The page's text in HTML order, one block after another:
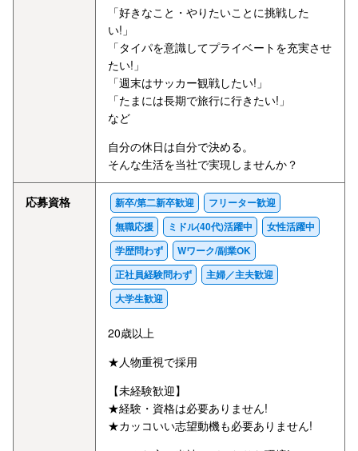
「好きなこと・やりたいことに挑戦した
い!」
「タイパを意識してプライベートを充実させ
たい!」
「週末はサッカー観戦したい!」
「たまには長期で旅行に行きたい!」
など
自分の休日は自分で決める。
そんな生活を当社で実現しませんか？
応募資格 新卒/第二新卒歓迎
フリーター歓迎
無職応援
ミドル(40代)活躍中
女性活躍中
学歴問わず
Wワーク/副業OK
正社員経験問わず
主婦／主夫歓迎
大学生歓迎
20歳以上
★人物重視で採用
【未経験歓迎】
★経験・資格は必要ありません!
★カッコいい志望動機も必要ありません!